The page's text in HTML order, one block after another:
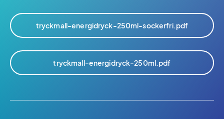
tryckmall-energidryck-250ml-sockerfri.pdf
tryckmall-energidryck-250ml.pdf